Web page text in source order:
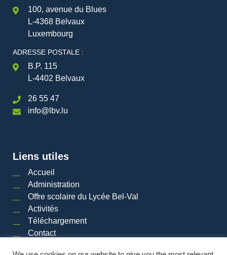
100, avenue du Blues
L-4368 Belvaux
Luxembourg
ADRESSE POSTALE :
B.P. 115
L-4402 Belvaux
26 55 47
info@lbv.lu
Liens utiles
Accueil
Administration
Offre scolaire du Lycée Bel-Val
Activités
Téléchargement
Contact